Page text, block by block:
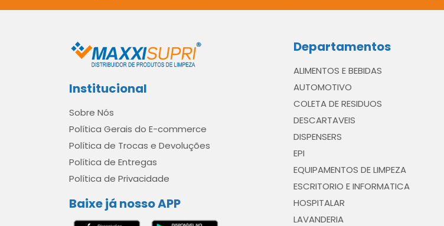
Institucional
Sobre Nós
Política Gerais do E-commerce
Política de Trocas e Devoluções
Política de Entregas
Política de Privacidade
Baixe já nosso APP
Departamentos
ALIMENTOS E BEBIDAS
AUTOMOTIVO
COLETA DE RESIDUOS
DESCARTAVEIS
DISPENSERS
EPI
EQUIPAMENTOS DE LIMPEZA
ESCRITORIO E INFORMATICA
HOSPITALAR
LAVANDERIA